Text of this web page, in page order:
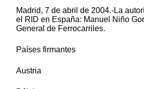
Madrid, 7 de abril de 2004.-La
el RID en España: Manuel Niño
General de Ferrocarriles.
Países firmantes
Austria